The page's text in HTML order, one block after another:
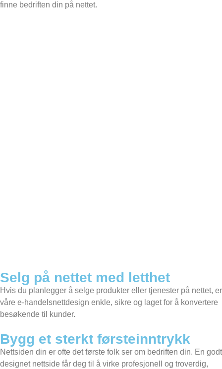
finne bedriften din på nettet.
Selg på nettet med letthet
Hvis du planlegger å selge produkter eller tjenester på nettet, er
våre e-handelsnettdesign enkle, sikre og laget for å konvertere
besøkende til kunder.
Bygg et sterkt førsteinntrykk
Nettsiden din er ofte det første folk ser om bedriften din. En godt
designet nettside får deg til å virke profesjonell og troverdig,